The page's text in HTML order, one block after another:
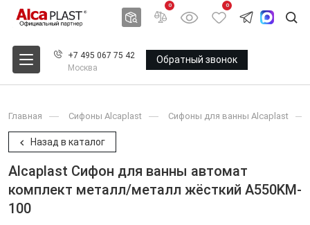
0 0
+7 495 067 75 42
Москва
Обратный звонок
Главная Сифоны Alcaplast Сифоны для ванны Alcaplast
Назад в каталог
Alcaplast Сифон для ванны автомат
комплект металл/металл жёсткий A550KM-
100